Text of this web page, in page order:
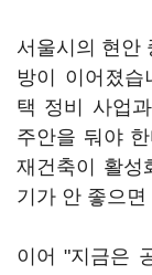
서울시의 현안
방이 이어졌
택 정비 사업
주안을 둬야
재건축이 활성
기가 안 좋으
이어 "지금은